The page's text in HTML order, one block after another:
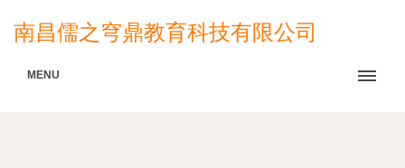
南昌儒之穹鼎教育科技有限公司
MENU